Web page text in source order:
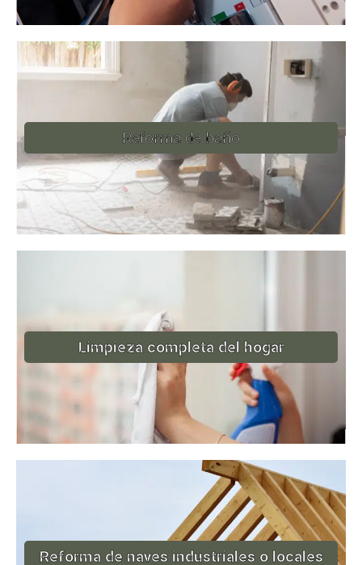
Reforma de baño
Limpieza completa del hogar
Reforma de naves industriales o locales